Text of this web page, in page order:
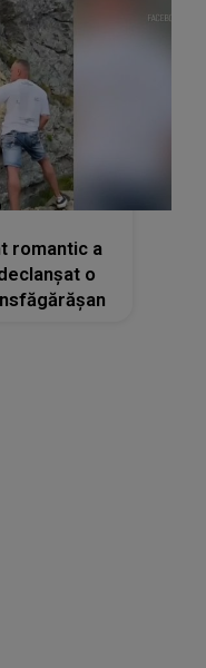
romantic a
o